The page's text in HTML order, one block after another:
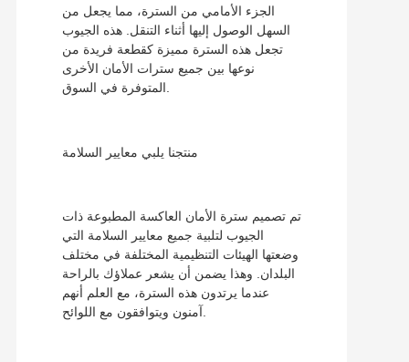
الجزء الأمامي من السترة، مما يجعل من
السهل الوصول إليها أثناء التنقل. هذه الجيوب
تجعل هذه السترة مميزة كقطعة فريدة من
نوعها بين جميع سترات الأمان الأخرى
منتجنا يلبي معايير السلامة
تم تصميم سترة الأمان العاكسة المطبوعة ذات
الجيوب لتلبية جميع معايير السلامة التي
وضعتها الهيئات التنظيمية المختلفة في مختلف
البلدان. وهذا يضمن أن يشعر عملاؤك بالراحة
عندما يرتدون هذه السترة، مع العلم أنهم
آمنون ويتوافقون مع اللوائح.